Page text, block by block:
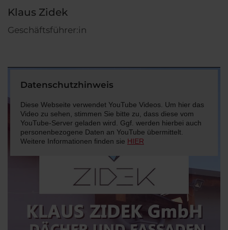
Klaus Zidek
Geschäftsführer:in
Datenschutzhinweis
Diese Webseite verwendet YouTube Videos. Um hier das
Video zu sehen, stimmen Sie bitte zu, dass diese vom
YouTube-Server geladen wird. Ggf. werden hierbei auch
personenbezogene Daten an YouTube übermittelt.
Weitere Informationen finden sie HIER